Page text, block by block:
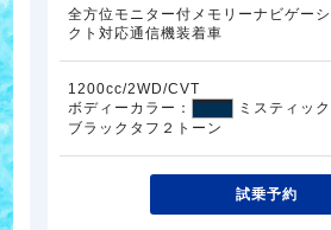
全方位モニター付メモリーナビゲー
クト対応通信機装着車
1200cc/2WD/CVT
ボディーカラー：
ミスティッ
ブラックタフ２トーン
試乗予約